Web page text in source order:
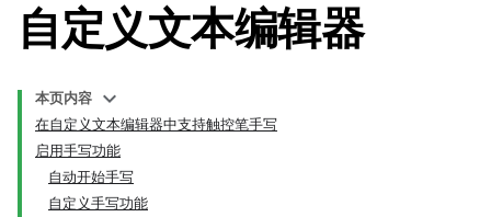
自定义文本编辑器
本页内容
在自定义文本编辑器中支持触控笔手写
启用手写功能
自动开始手写
自定义手写功能